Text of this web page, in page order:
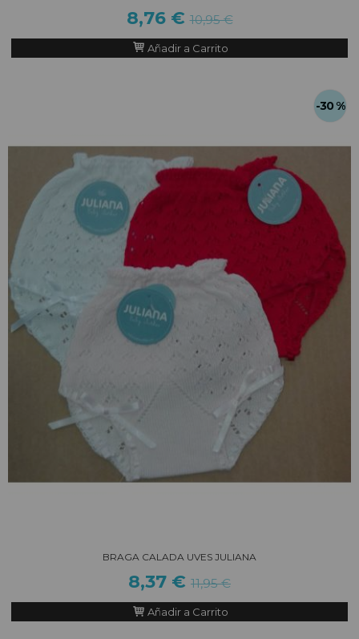
8,76 €10,95 €
Añadir a Carrito
-30 %
BRAGA CALADA UVES JULIANA
8,37 € 11,95 €
Añadir a Carrito